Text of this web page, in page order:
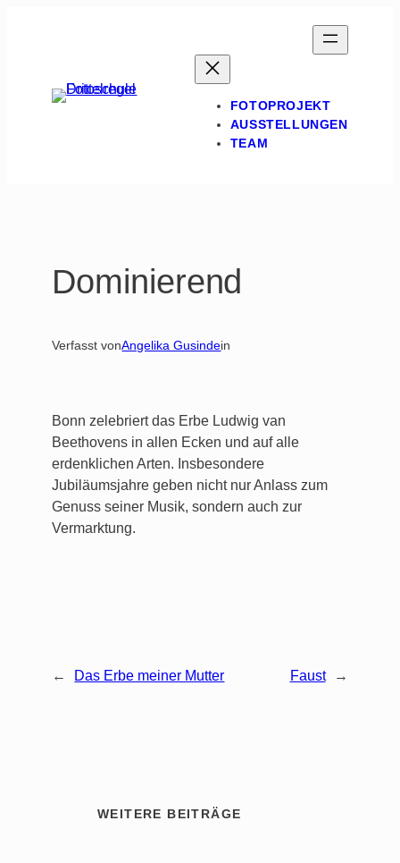
FOTOPROJEKT
AUSSTELLUNGEN
TEAM
Dominierend
Verfasst vonAngelika Gusindein
Bonn zelebriert das Erbe Ludwig van
Beethovens in allen Ecken und auf alle
erdenklichen Arten. Insbesondere
Jubiläumsjahre geben nicht nur Anlass zum
Genuss seiner Musik, sondern auch zur
Vermarktung.
← Das Erbe meiner Mutter Faust →
WEITERE BEITRÄGE